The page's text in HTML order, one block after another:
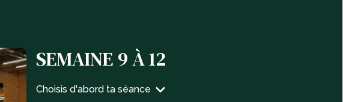
SEMAINE 9 À 12
Choisis d'abord ta séance